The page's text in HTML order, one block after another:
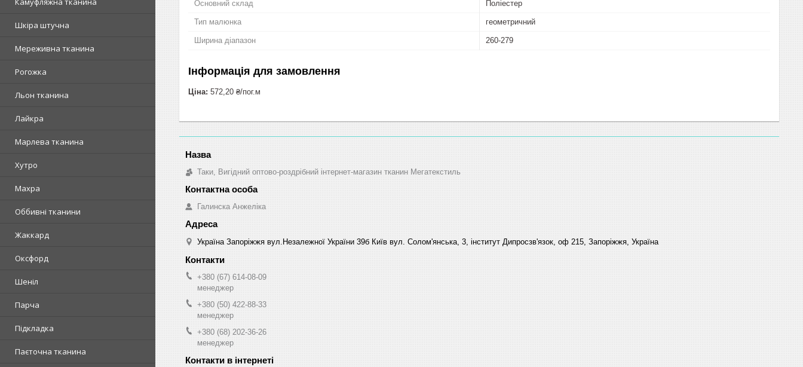
Шкіра штучна
Мереживна тканина
Рогожка
Льон тканина
Лайкра
Марлева тканина
Хутро
Махра
Оббивні тканини
Жаккард
Оксфорд
Шеніл
Парча
Підкладка
Паєточна тканина
Основний склад Поліестер
Тип малюнка геометричний
Ширина діапазон 260-279
Інформація для замовлення
Ціна: 572,20 ₴/пог.м
Таки, Вигідний оптово-роздрібний інтернет-магазин тканин Мегатекстиль
Галинска Анжеліка
Україна Запоріжжя вул.Незалежної України 39б Київ вул. Солом'янська, 3, інститут Дипросзв'язок, оф 215, Запоріжжя, Україна
+380 (67) 614-08-09
менеджер
+380 (50) 422-88-33
менеджер
+380 (68) 202-36-26
менеджер